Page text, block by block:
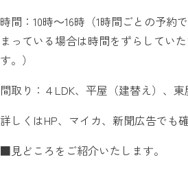
時間：10時～16時（1時間ごとの予約
まっている場合は時間をずらしてい
す。）
間取り：４LDK、平屋（建替え）、東
詳しくはHP、マイカ、新聞広告でも
■見どころをご紹介いたします。